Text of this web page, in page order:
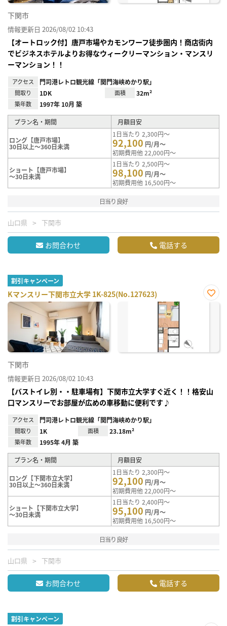
下関市
情報更新日 2026/08/02 10:43
【オートロック付】唐戸市場やカモンワーフ徒歩圏内！商店街内
でビジネスホテルよりお得なウィークリーマンション・マンスリ
ーマンション！！
アクセス 門司港レトロ観光線「関門海峡めかり駅」
間取り 1DK 面積 32m²
築年数 1997年 10月 築
プラン名・期間 月額目安
ロング【唐戸市場】
30日以上～360日未満
1日当たり 2,300円～
92,100 円/月～
初期費用他 22,000円～
ショート【唐戸市場】
～30日未満
1日当たり 2,500円～
98,100 円/月～
初期費用他 16,500円～
日当り良好
山口県 下関市
お問合わせ 電話する
割引キャンペーン
Kマンスリー下関市立大学 1K-825(No.127623)
お気
下関市
情報更新日 2026/08/02 10:43
【バストイレ別・・駐車場有】下関市立大学すぐ近く！！格安山
口マンスリーでお部屋が広めの車移動に便利です♪
アクセス 門司港レトロ観光線「関門海峡めかり駅」
間取り 1K 面積 23.18m²
築年数 1995年 4月 築
プラン名・期間 月額目安
ロング【下関市立大学】
30日以上～360日未満
1日当たり 2,300円～
92,100 円/月～
初期費用他 22,000円～
ショート【下関市立大学】
～30日未満
1日当たり 2,400円～
95,100 円/月～
初期費用他 16,500円～
日当り良好
山口県 下関市
お問合わせ 電話する
割引キャンペーン